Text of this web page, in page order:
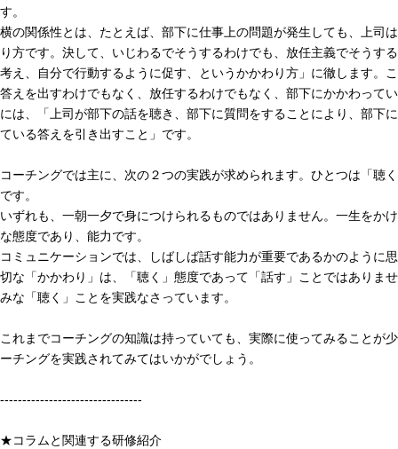
す。
横の関係性とは、たとえば、部下に仕事上の問題が発生しても、上司
り方です。決して、いじわるでそうするわけでも、放任主義でそうす
考え、自分で行動するように促す、というかかわり方」に徹します。
答えを出すわけでもなく、放任するわけでもなく、部下にかかわって
には、「上司が部下の話を聴き、部下に質問をすることにより、部下
ている答えを引き出すこと」です。
コーチングでは主に、次の２つの実践が求められます。ひとつは「聴
です。
いずれも、一朝一夕で身につけられるものではありません。一生をか
な態度であり、能力です。
コミュニケーションでは、しばしば話す能力が重要であるかのように
切な「かかわり」は、「聴く」態度であって「話す」ことではありま
みな「聴く」ことを実践なさっています。
これまでコーチングの知識は持っていても、実際に使ってみることが
ーチングを実践されてみてはいかがでしょう。
--------------------------------
★コラムと関連する研修紹介